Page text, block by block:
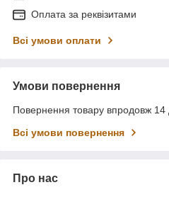
Оплата за реквізитами
Всі умови оплати
Умови повернення
Повернення товару впродовж 14
Всі умови повернення
Про нас